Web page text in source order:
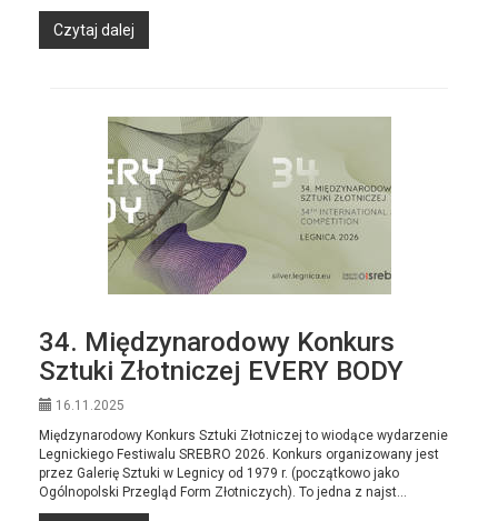
Czytaj dalej
34. Międzynarodowy Konkurs
Sztuki Złotniczej EVERY BODY
16.11.2025
Międzynarodowy Konkurs Sztuki Złotniczej to wiodące wydarzenie
Legnickiego Festiwalu SREBRO 2026. Konkurs organizowany jest
przez Galerię Sztuki w Legnicy od 1979 r. (początkowo jako
Ogólnopolski Przegląd Form Złotniczych). To jedna z najst...